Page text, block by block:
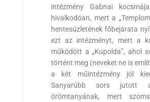
intézmény Gabnai
hivalkodóan, mert a
hentesüzletének főbejárata
ezt az intézményt, mert a
működött a „Kupolda”, ahol
történt meg (neveket ne is
a két műintézmény jól
Sanyarúbb sors jutott
örömtanyának, mert